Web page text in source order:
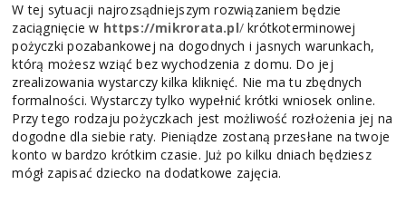
W tej sytuacji najrozsądniejszym rozwiązaniem będzie
zaciągnięcie w https://mikrorata.pl/ krótkoterminowej
pożyczki pozabankowej na dogodnych i jasnych warunkach,
którą możesz wziąć bez wychodzenia z domu. Do jej
zrealizowania wystarczy kilka kliknięć. Nie ma tu zbędnych
formalności. Wystarczy tylko wypełnić krótki wniosek online.
Przy tego rodzaju pożyczkach jest możliwość rozłożenia jej na
dogodne dla siebie raty. Pieniądze zostaną przesłane na twoje
konto w bardzo krótkim czasie. Już po kilku dniach będziesz
mógł zapisać dziecko na dodatkowe zajęcia.